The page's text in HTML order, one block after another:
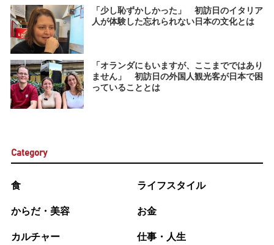
「少し恥ずかしかった」 初訪日のイタリア
人が体験した忘れられない日本の文化とは
「オランダにもいますが、ここまでではあり
ません」 初訪日の外国人観光客が日本で困
っていることとは
Category
食 ライフスタイル
からだ・美容 お金
カルチャー 仕事・人生